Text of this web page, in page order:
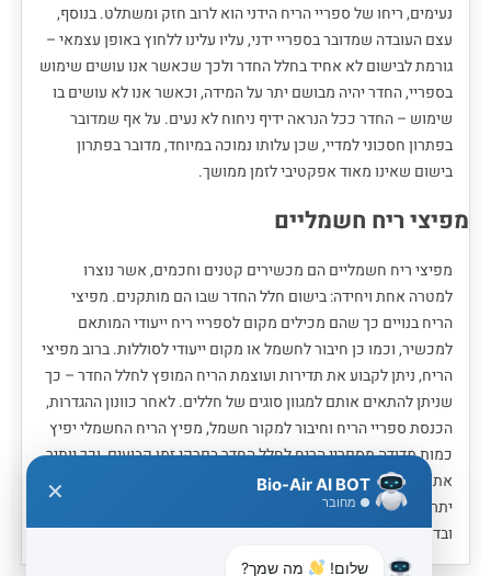
נעימים, ריחו של ספריי הריח הידני הוא לרוב חזק ומשתלט. בנוסף,
עצם העובדה שמדובר בספריי ידני, עליו עלינו ללחוץ באופן עצמאי –
גורמת לבישום לא אחיד בחלל החדר ולכך שכאשר אנו עושים שימוש
בספריי, החדר יהיה מבושם יתר על המידה, וכאשר אנו לא עושים בו
שימוש – החדר ככל הנראה ידיף ניחוח לא נעים. על אף שמדובר
בפתרון חסכוני למדיי, שכן עלותו נמוכה במיוחד, מדובר בפתרון
בישום שאינו מאוד אפקטיבי לזמן ממושך.
מפיצי ריח חשמליים
מפיצי ריח חשמליים הם מכשירים קטנים וחכמים, אשר נוצרו
למטרה אחת ויחידה: בישום חלל החדר שבו הם מותקנים. מפיצי
הריח בנויים כך שהם מכילים מקום לספריי ריח ייעודי המותאם
למכשיר, וכמו כן חיבור לחשמל או מקום ייעודי לסוללות. ברוב מפיצי
הריח, ניתן לקבוע את תדירות ועוצמת הריח המופץ לחלל החדר – כך
שניתן להתאים אותם למגוון סוגים של חללים. לאחר כוונון ההגדרות,
הכנסת ספריי הריח וחיבור למקור חשמל, מפיץ הריח החשמלי יפיץ
כמות מדודה מספריי הריח לחלל החדר בפרקי זמן קבועים, וכך יותיר
את החדר מבושם בכל שעות היממה – אך יחד עם זאת לא מבושם
יתר על המידה. באופן זה, יצליח מפיץ הריח לנטרל ריחות לא נעימים
ובד בבד לבשם את החלל, מבלי שנידרש להיות נוכחים בחדר.
Bio-Air AI BOT
● מחובר ✕
שלום! מה שמך?